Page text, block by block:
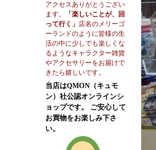
アクセスありがとうござい
ます。
「楽しいことが、回
って行く」 店名のメリーゴ
ーランドのように皆様の生
活の中に少しでも楽しくな
るようなキャラクター雑貨
やアクセサリーをお届けで
きたら嬉しいです。
当店はQMON（キュモ
ン）社公認オンラインシ
ョップです。 ご安心して
お買物をお楽しみ下さ
い。